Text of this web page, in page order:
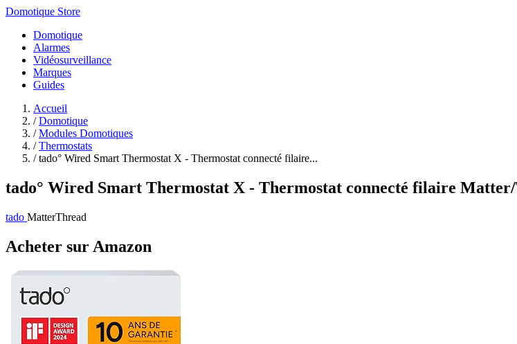
Domotique Store
Domotique
Alarmes
Vidéosurveillance
Marques
Guides
Accueil
/ Domotique
/ Modules Domotiques
/ Thermostats
/ tado° Wired Smart Thermostat X - Thermostat connecté filaire...
tado° Wired Smart Thermostat X - Thermostat connecté filaire
tado MatterThread
Acheter sur Amazon